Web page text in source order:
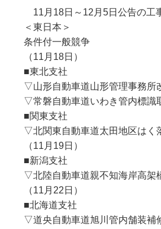
11月18日～12月5日公告の工
＜東日本＞
条件付一般競争
（11月18日）
■東北支社
▽山形自動車道山形管理事務
▽常磐自動車道いわき管内標
■関東支社
▽北関東自動車道太田地区はく
（11月19日）
■新潟支社
▽北陸自動車道親不知海岸高架
（11月22日）
■北海道支社
▽道央自動車道旭川管内舗装補